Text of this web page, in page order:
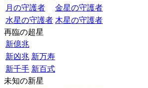
月の守護者
金星の守護者
水星の守護者 木星の守護者
再臨の超星
新億兆
新凶兆 新万寿
新千手 新百式
未知の新星